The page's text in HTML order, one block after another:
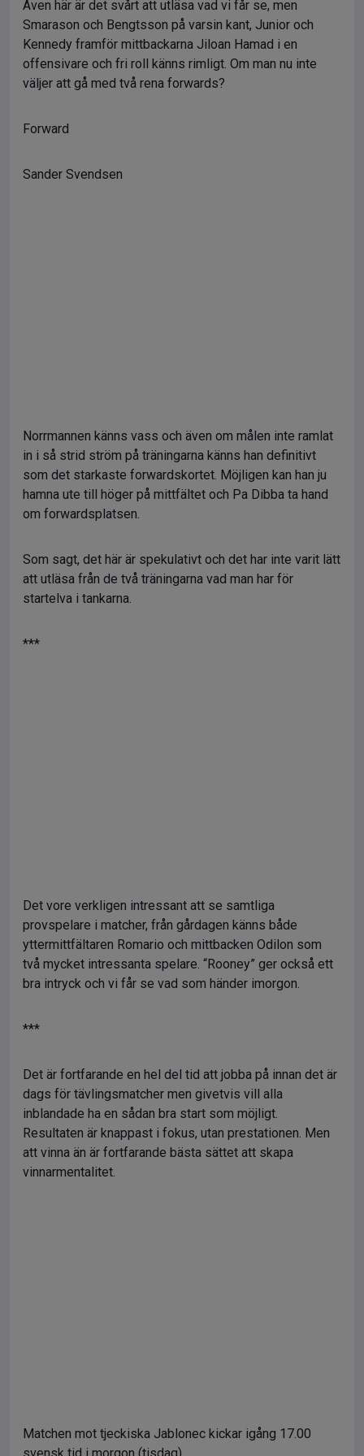
Även här är det svårt att utläsa vad vi får se, men
Smarason och Bengtsson på varsin kant, Junior och
Kennedy framför mittbackarna Jiloan Hamad i en
offensivare och fri roll känns rimligt. Om man nu inte
väljer att gå med två rena forwards?
Forward
Sander Svendsen
Norrmannen känns vass och även om målen inte ramlat
in i så strid ström på träningarna känns han definitivt
som det starkaste forwardskortet. Möjligen kan han ju
hamna ute till höger på mittfältet och Pa Dibba ta hand
om forwardsplatsen.
Som sagt, det här är spekulativt och det har inte varit lätt
att utläsa från de två träningarna vad man har för
startelva i tankarna.
***
Det vore verkligen intressant att se samtliga
provspelare i matcher, från gårdagen känns både
yttermittfältaren Romario och mittbacken Odilon som
två mycket intressanta spelare. “Rooney” ger också ett
bra intryck och vi får se vad som händer imorgon.
***
Det är fortfarande en hel del tid att jobba på innan det är
dags för tävlingsmatcher men givetvis vill alla
inblandade ha en sådan bra start som möjligt.
Resultaten är knappast i fokus, utan prestationen. Men
att vinna än är fortfarande bästa sättet att skapa
vinnarmentalitet.
Matchen mot tjeckiska Jablonec kickar igång 17.00